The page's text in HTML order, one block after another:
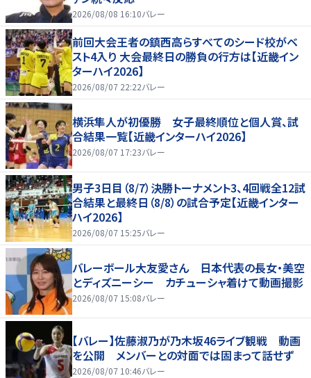
2026/08/08 16:10バレー
前回大会王者の鎮西高らすべてのシード校がベ
スト4入り 大会最終日の勝負の行方は【近畿イン
ターハイ2026】
2026/08/07 22:22バレー
横浜隼人が初優勝 女子最終順位と個人賞、試
合結果一覧【近畿インターハイ2026】
2026/08/07 17:23バレー
男子3日目（8/7）決勝トーナメント3、4回戦全12試
合結果と最終日（8/8）の試合予定【近畿インター
ハイ2026】
2026/08/07 15:25バレー
バレーボール大友愛さん 日本代表の長女・美空
とディズニーシー カチューシャ着けて動画撮影
2026/08/07 15:08バレー
【バレー】佐藤淑乃が乃木坂46ライブ観戦 動画
を公開 メンバーとの対面では固まって話せず
2026/08/07 10:46バレー